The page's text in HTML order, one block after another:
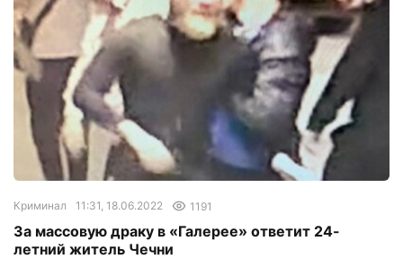
Криминал 11:31, 18.06.2022 1191
За массовую драку в «Галерее» ответит 24-
летний житель Чечни